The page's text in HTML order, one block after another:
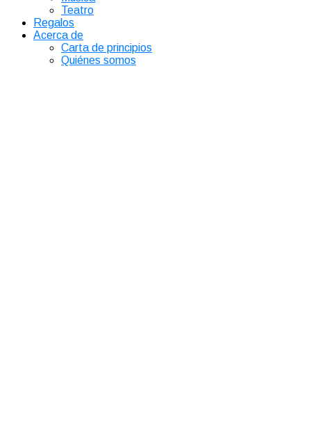
Teatro
Regalos
Acerca de
Carta de principios
Quiénes somos